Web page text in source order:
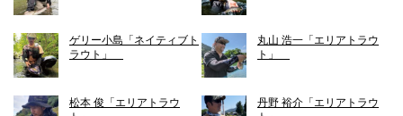
ゲリー小島「ネイティブト
ラウト」
丸山 浩一「エリアトラウ
ト」
松本 俊「エリアトラウ
丹野 裕介「エリアトラウ